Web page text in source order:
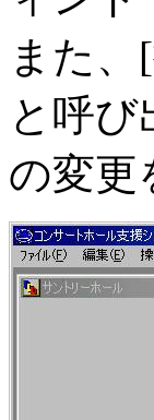
また
と呼
の変更